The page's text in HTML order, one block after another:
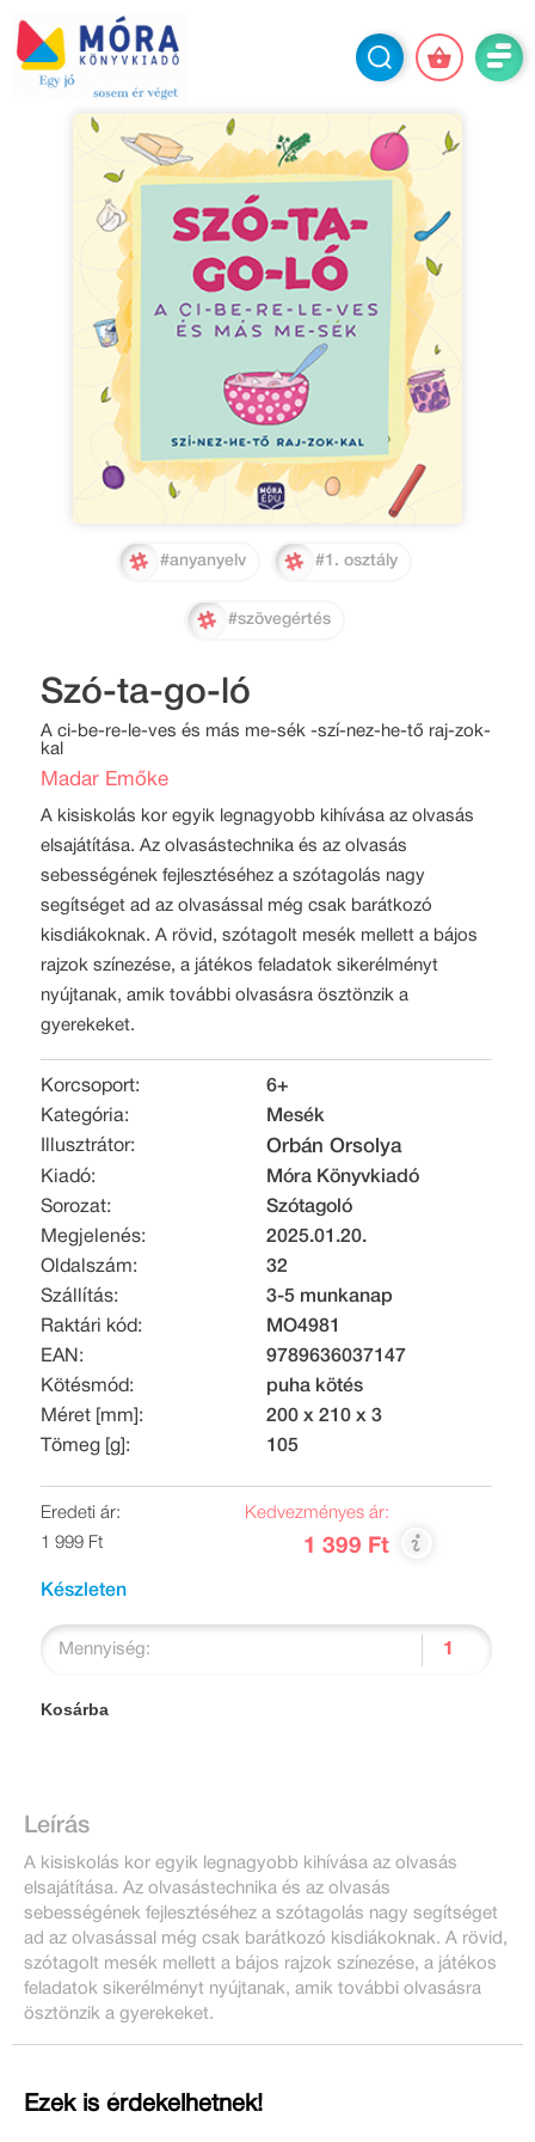
#anyanyelv #1. osztály
#szövegértés
Szó-ta-go-ló
A ci-be-re-le-ves és más me-sék -szí-nez-he-tő raj-zok-
kal
Madar Emőke
A kisiskolás kor egyik legnagyobb kihívása az olvasás
elsajátítása. Az olvasástechnika és az olvasás
sebességének fejlesztéséhez a szótagolás nagy
segítséget ad az olvasással még csak barátkozó
kisdiákoknak. A rövid, szótagolt mesék mellett a bájos
rajzok színezése, a játékos feladatok sikerélményt
nyújtanak, amik további olvasásra ösztönzik a
gyerekeket.
Korcsoport:
6+
Kategória:
Mesék
Illusztrátor:
Orbán Orsolya
Kiadó:
Móra Könyvkiadó
Sorozat:
Szótagoló
Megjelenés:
2025.01.20.
Oldalszám:
32
Szállítás:
3-5 munkanap
Raktári kód:
MO4981
EAN:
9789636037147
Kötésmód:
puha kötés
Méret [mm]:
200 x 210 x 3
Tömeg [g]:
105
Eredeti ár:
1 999 Ft
Kedvezményes ár:
1 399 Ft
Készleten
Mennyiség:
Kosárba
Leírás
A kisiskolás kor egyik legnagyobb kihívása az olvasás
elsajátítása. Az olvasástechnika és az olvasás
sebességének fejlesztéséhez a szótagolás nagy segítséget
ad az olvasással még csak barátkozó kisdiákoknak. A rövid,
szótagolt mesék mellett a bájos rajzok színezése, a játékos
feladatok sikerélményt nyújtanak, amik további olvasásra
ösztönzik a gyerekeket.
Ezek is érdekelhetnek!